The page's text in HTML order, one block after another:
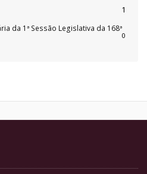
1
da 1ª Sessão Legislativa da 168ª
0